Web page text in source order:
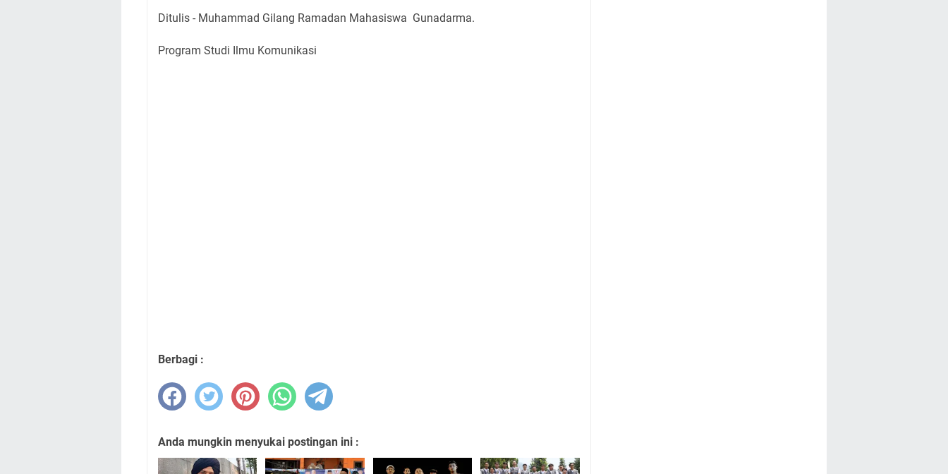
Ditulis - Muhammad Gilang Ramadan Mahasiswa Gunadarma.
Program Studi Ilmu Komunikasi
Berbagi :
Anda mungkin menyukai postingan ini :